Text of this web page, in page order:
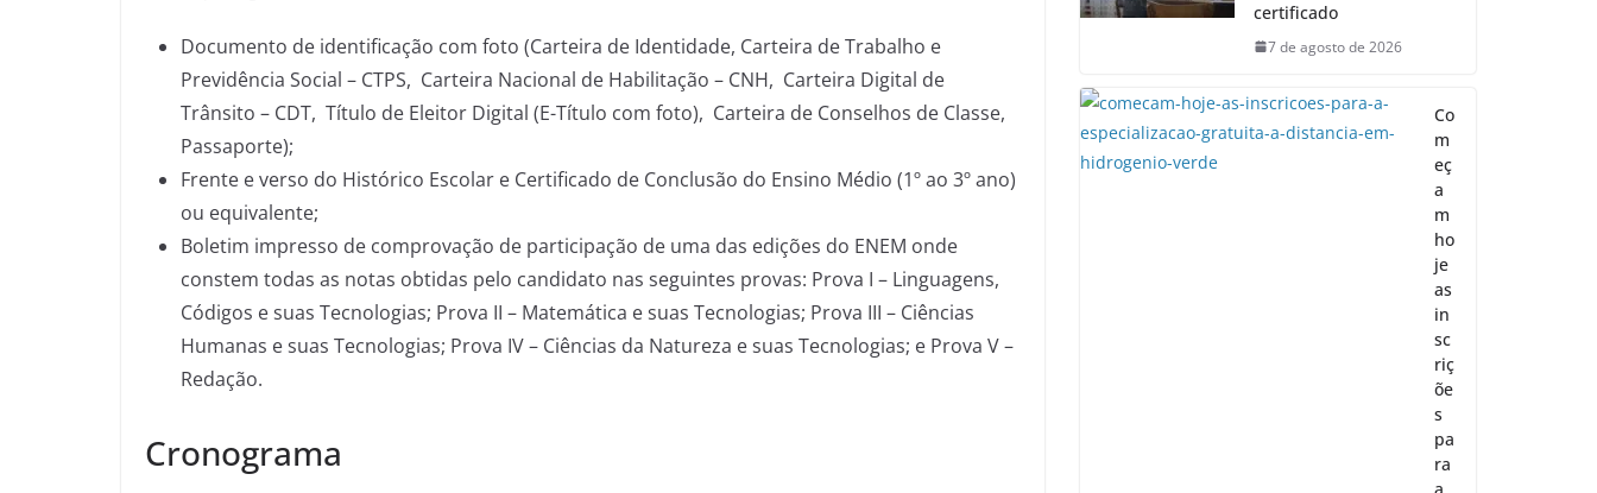
Documento de identificação com foto (Carteira de Identidade, Carteira de Trabalho e
Previdência Social – CTPS, Carteira Nacional de Habilitação – CNH, Carteira Digital de
Trânsito – CDT, Título de Eleitor Digital (E-Título com foto), Carteira de Conselhos de Classe,
Passaporte);
Frente e verso do Histórico Escolar e Certificado de Conclusão do Ensino Médio (1º ao 3º ano)
ou equivalente;
Boletim impresso de comprovação de participação de uma das edições do ENEM onde
constem todas as notas obtidas pelo candidato nas seguintes provas: Prova I – Linguagens,
Códigos e suas Tecnologias; Prova II – Matemática e suas Tecnologias; Prova III – Ciências
Humanas e suas Tecnologias; Prova IV – Ciências da Natureza e suas Tecnologias; e Prova V –
Redação.
Cronograma
certificado
7 de agosto de 2026
Co
m
eç
a
m
ho
je
as
in
sc
riç
õe
s
pa
ra
a